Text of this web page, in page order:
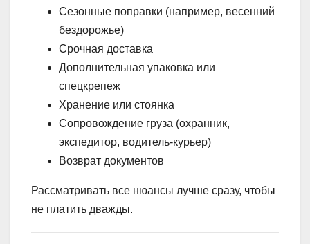
Сезонные поправки (например, весенний
бездорожье)
Срочная доставка
Дополнительная упаковка или
спецкрепеж
Хранение или стоянка
Сопровождение груза (охранник,
экспедитор, водитель-курьер)
Возврат документов
Рассматривать все нюансы лучше сразу, чтобы
не платить дважды.